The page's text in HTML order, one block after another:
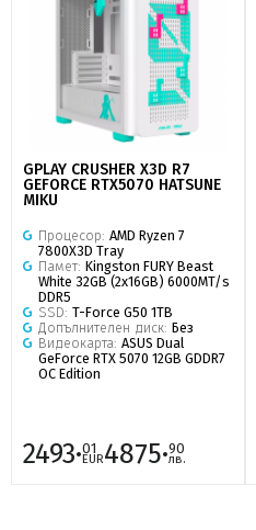
GPLAY CRUSHER X3D R7
GEFORCE RTX5070 HATSUNE
MIKU
Процесор: AMD Ryzen 7
7800X3D Tray
Памет: Kingston FURY Beast
White 32GB (2x16GB) 6000MT/s
DDR5
SSD: T-Force G50 1TB
Допълнителен диск: Без
Видеокарта: ASUS Dual
GeForce RTX 5070 12GB GDDR7
OC Edition
2493·01
EUR4875·90
лв.